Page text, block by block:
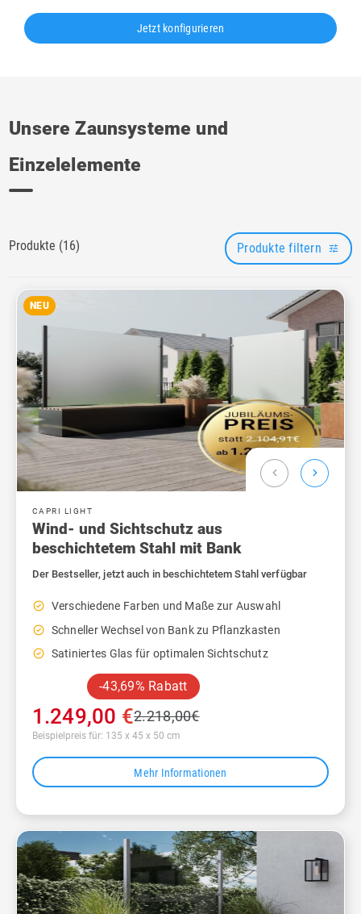
Jetzt konfigurieren
Unsere Zaunsysteme und
Einzelelemente
Produkte (16) Produkte filtern
NEU
chevron_left chevron_right
CAPRI LIGHT
Wind- und Sichtschutz aus
beschichtetem Stahl mit Bank
Der Bestseller, jetzt auch in beschichtetem Stahl verfügbar
check_circle_outline Verschiedene Farben und Maße zur Auswahl
check_circle_outline Schneller Wechsel von Bank zu Pflanzkasten
check_circle_outline Satiniertes Glas für optimalen Sichtschutz
-43,69% Rabatt
2.218,00€
1.249,00 €
Beispielpreis für: 135 x 45 x 50 cm
Mehr Informationen